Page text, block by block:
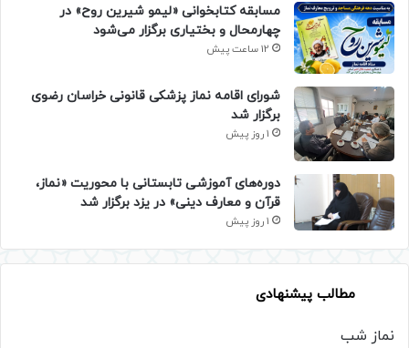
مسابقه کتابخوانی «لیمو شیرین روح» در
چهارمحال و بختیاری برگزار می‌شود
12 ساعت پیش
شورای اقامه نماز پزشکی قانونی خراسان رضوی
برگزار شد
1 روز پیش
دوره‌های آموزشی تابستانی با محوریت «نماز،
قرآن و معارف دینی» در یزد برگزار شد
1 روز پیش
مطالب پیشنهادی
نماز شب